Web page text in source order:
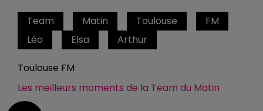
Team Matin Toulouse
FM
Léo
Elsa Arthur
Toulouse FM
Les meilleurs moments de la Team du Matin